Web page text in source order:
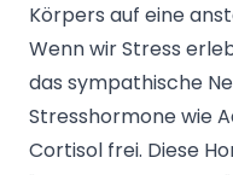
Körpers auf eine
Wenn wir Stress
das sympathische
Stresshormone wie
Cortisol frei. Diese